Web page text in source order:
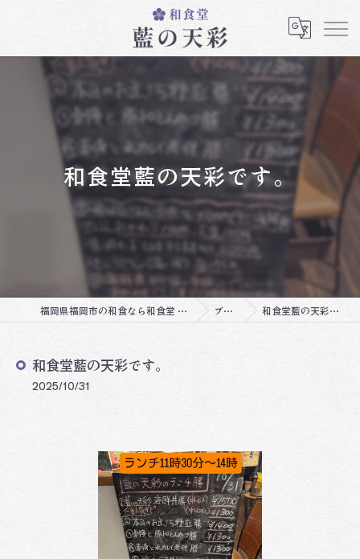
和食堂藍の天彩です。
福岡県福岡市の和食なら和食堂 藍の天彩 ブログ 和食堂藍の天彩です。
和食堂藍の天彩です。
2025/10/31